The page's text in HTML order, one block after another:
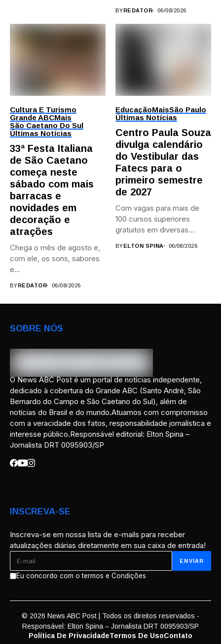
BYREDATOR 06/08/2026
Cultura E Turismo
Grande ABCMais
São Caetano Do Sul
Últimas Notícias
33ª Festa Italiana
de São Caetano
começa neste
sábado com mais
barracas e
novidades em
decoração e
atrações
Chega o mês de agosto e,
com ele, os sons, sabores
e...
BYREDATOR 06/08/2026
EducaçãoMaisSão Paulo
Últimas Notícias
Centro Paula Souza
divulga calendário
do Vestibular das
Fatecs para o
primeiro semestre
de 2027
Com vagas para mais de
100 cursos superiores
gratuitos em diversas
BYELTON SPINA 06/08/2026
SOBRE NÓS
O News ABC Post é um portal de notícias independente,
dedicado à cobertura do Grande ABC (Santo André, São
Bernardo do Campo e São Caetano do Sul), além de
notícias do Brasil e do mundo.Atuamos com compromisso
com a veracidade dos fatos, responsabilidade jornalística e
interesse público.Responsável editorial: Elton Spina –
Jornalista DRT 0095903/SP
INSCREVA-SE
Inscreva-se em nossa lista de e-mails para receber
atualizações diárias diretamente em sua caixa de entrada!
Eu concordo com o termos e Condições
© 2026 News ABC Post | Todos os direitos reservados -
Responsável: Elton Spina – Jornalista DRT 0095903/SP
Política De PrivacidadeTermos De UsoContato